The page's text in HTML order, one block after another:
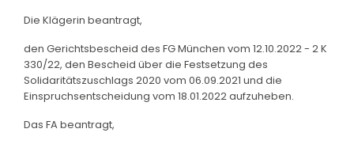
Die Klägerin beantragt,
den Gerichtsbescheid des FG München vom 12.10.2022 - 2 K
330/22, den Bescheid über die Festsetzung des
Solidaritätszuschlags 2020 vom 06.09.2021 und die
Einspruchsentscheidung vom 18.01.2022 aufzuheben.
Das FA beantragt,